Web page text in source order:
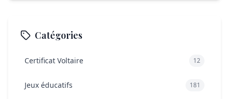
Catégories
Certificat Voltaire 12
Jeux éducatifs 181